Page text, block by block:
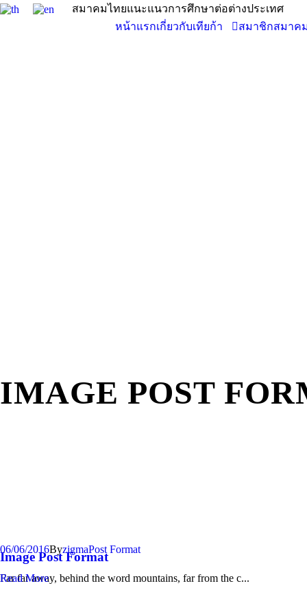
สมาคมไทยแนะแนวการศึกษาต่อต่างประเทศ
หน้าแรกเกี่ยวกับเทียก้า สมาชิกสมาค
IMAGE POST
06/06/2016ByzigmaPost Format
Image Post Format
Far far away, behind the word mountains, far from the c...
Read More